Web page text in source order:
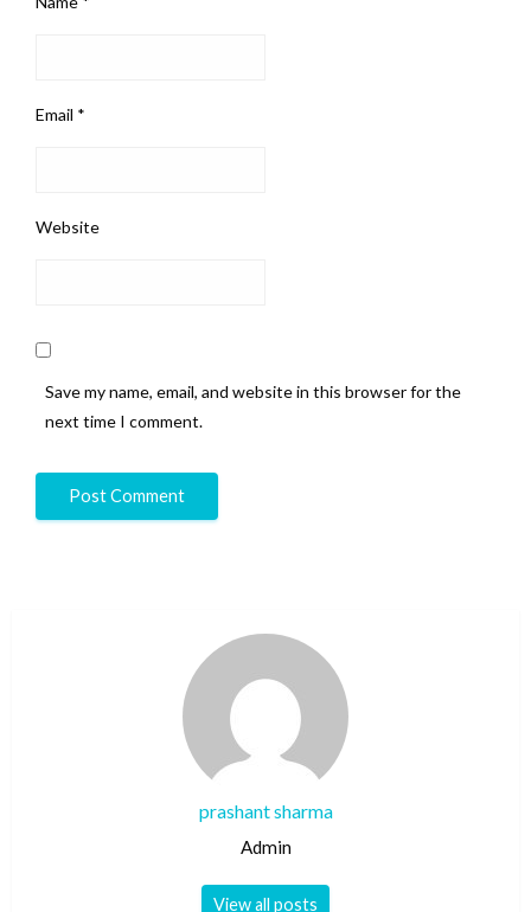
Email *
Website
Save my name, email, and website in this browser for the
next time I comment.
prashant sharma
Admin
View all posts